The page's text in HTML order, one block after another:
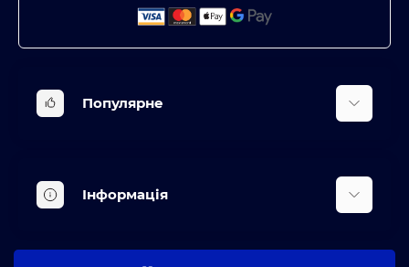
Популярне
Кліматична техніка
Аксесуари та насадки
Косметичні прилади
Інформація